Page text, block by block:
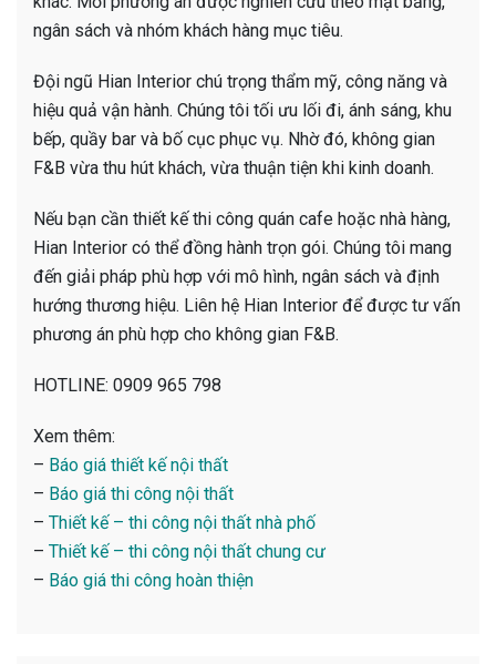
ngân sách và nhóm khách hàng mục tiêu.
Đội ngũ Hian Interior chú trọng thẩm mỹ, công năng và
hiệu quả vận hành. Chúng tôi tối ưu lối đi, ánh sáng, khu
bếp, quầy bar và bố cục phục vụ. Nhờ đó, không gian
F&B vừa thu hút khách, vừa thuận tiện khi kinh doanh.
Nếu bạn cần thiết kế thi công quán cafe hoặc nhà hàng,
Hian Interior có thể đồng hành trọn gói. Chúng tôi mang
đến giải pháp phù hợp với mô hình, ngân sách và định
hướng thương hiệu. Liên hệ Hian Interior để được tư vấn
phương án phù hợp cho không gian F&B.
HOTLINE: 0909 965 798
Xem thêm:
– Báo giá thiết kế nội thất
– Báo giá thi công nội thất
– Thiết kế – thi công nội thất nhà phố
– Thiết kế – thi công nội thất chung cư
– Báo giá thi công hoàn thiện